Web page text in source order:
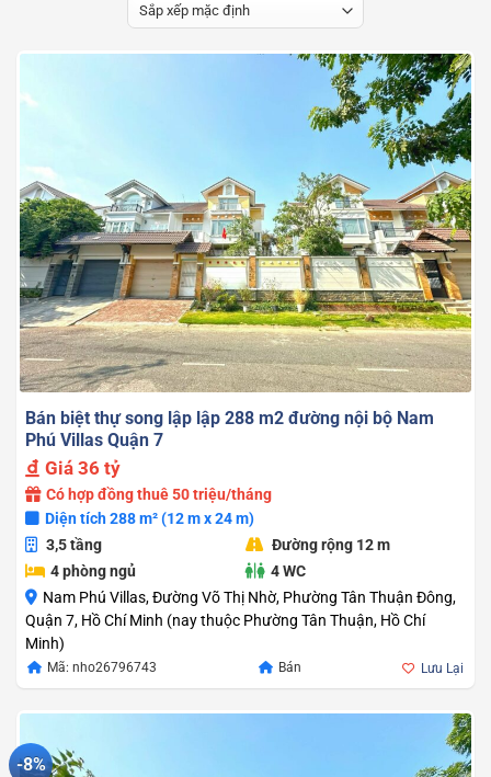
Bán biệt thự song lập lập 288 m2 đường nội bộ Nam
Phú Villas Quận 7
Giá 36 tỷ
Có hợp đồng thuê 50 triệu/tháng
Diện tích 288 m² (12 m x 24 m)
3,5 tầng
Đường rộng 12 m
4 phòng ngủ
4 WC
Nam Phú Villas, Đường Võ Thị Nhờ, Phường Tân Thuận Đông,
Quận 7, Hồ Chí Minh (nay thuộc Phường Tân Thuận, Hồ Chí
Minh)
Mã: nho26796743 Bán Lưu Lại
-8%